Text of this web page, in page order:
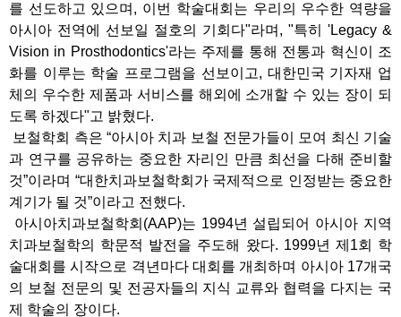
를 선도하고 있으며, 이번 학술대회는 우리의 우수한 역량을
아시아 전역에 선보일 절호의 기회다"라며, "특히 'Legacy &
Vision in Prosthodontics'라는 주제를 통해 전통과 혁신이 조
화를 이루는 학술 프로그램을 선보이고, 대한민국 기자재 업
체의 우수한 제품과 서비스를 해외에 소개할 수 있는 장이 되
도록 하겠다"고 밝혔다.
보철학회 측은 “아시아 치과 보철 전문가들이 모여 최신 기술
과 연구를 공유하는 중요한 자리인 만큼 최선을 다해 준비할
것”이라며 “대한치과보철학회가 국제적으로 인정받는 중요한
계기가 될 것”이라고 전했다.
아시아치과보철학회(AAP)는 1994년 설립되어 아시아 지역
치과보철학의 학문적 발전을 주도해 왔다. 1999년 제1회 학
술대회를 시작으로 격년마다 대회를 개최하며 아시아 17개국
의 보철 전문의 및 전공자들의 지식 교류와 협력을 다지는 국
제 학술의 장이다.